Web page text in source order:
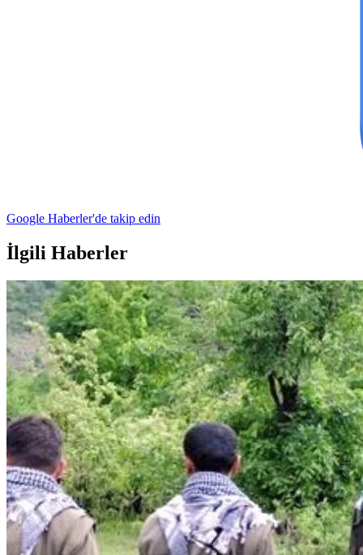
Google Haberler'de takip edin
İlgili Haberler